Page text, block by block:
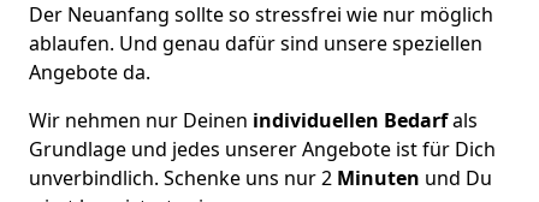
Der Neuanfang sollte so stressfrei wie nur möglich
ablaufen. Und genau dafür sind unsere speziellen
Angebote da.
Wir nehmen nur Deinen individuellen Bedarfals
Grundlage und jedes unserer Angebote ist für Dich
unverbindlich. Schenke uns nur 2 Minuten und Du